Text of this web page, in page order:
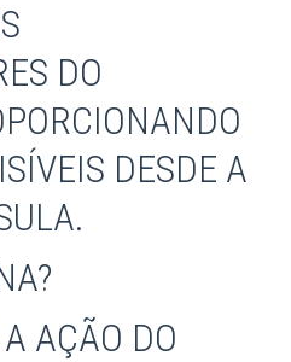
DO
DESDE A
AÇÃO DO